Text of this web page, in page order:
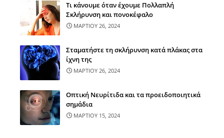
Τι κάνουμε όταν έχουμε Πολλαπλή
Σκλήρυνση και πονοκέφαλο
ΜΑΡΤΙΟΥ 26, 2024
Σταματήστε τη σκλήρυνση κατά πλάκας στα
ίχνη της
ΜΑΡΤΙΟΥ 26, 2024
Οπτική Νευρίτιδα και τα προειδοποιητικά
σημάδια
ΜΑΡΤΙΟΥ 15, 2024